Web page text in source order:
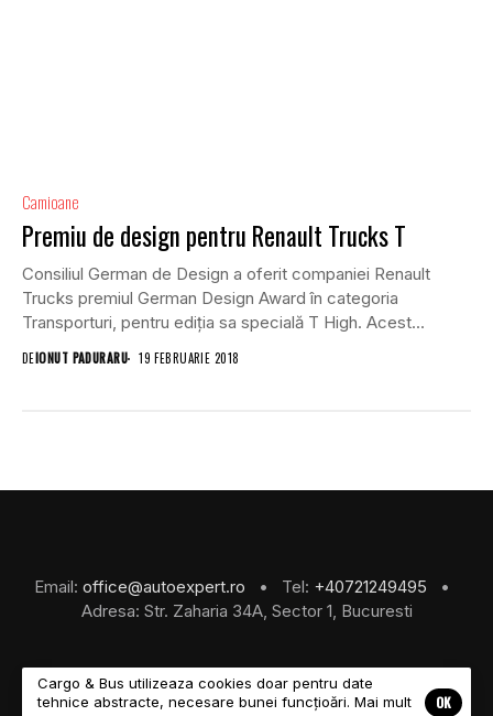
Camioane
Premiu de design pentru Renault Trucks T
Consiliul German de Design a oferit companiei Renault
Trucks premiul German Design Award în categoria
Transporturi, pentru ediția sa specială T High. Acest...
DEIONUT PADURARU 19 FEBRUARIE 2018
Email: office@autoexpert.ro • Tel: +40721249495
•
Adresa: Str. Zaharia 34A, Sector 1, Bucuresti
©2026 Cargo & Bus
Cargo & Bus utilizeaza cookies doar pentru date
tehnice abstracte, necesare bunei funcțioări. Mai mult
OK